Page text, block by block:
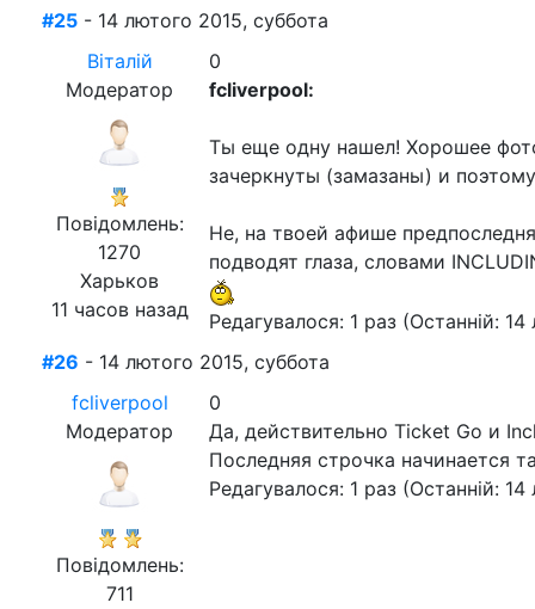
#25 - 14 лютого 2015, суббота
Віталій
Модератор
Повідомлень:
1270
Харьков
11 часов назад
0
fcliverpool:
Ты еще одну нашел! Хорошее
зачеркнуты (замазаны) и
Не, на твоей афише
подводят глаза, словами
Редагувалося: 1 раз (Останній:
#26 - 14 лютого 2015, суббота
fcliverpool
Модератор
Повідомлень:
711
0
Да, действительно Ticket Go и
Последняя строчка начинается
Редагувалося: 1 раз (Останній: